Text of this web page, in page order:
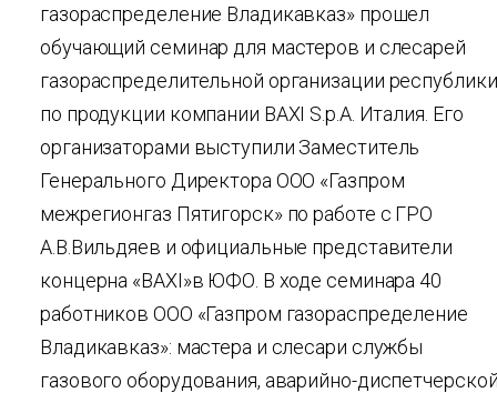
газораспределение Владикавказ» прошел
обучающий семинар для мастеров и слесарей
газораспределительной организации республики
по продукции компании BAXI S.p.A. Италия. Его
организаторами выступили Заместитель
Генерального Директора ООО «Газпром
межрегионгаз Пятигорск» по работе с ГРО
А.В.Вильдяев и официальные представители
концерна «BAXI»в ЮФО. В ходе семинара 40
работников ООО «Газпром газораспределение
Владикавказ»: мастера и слесари службы
газового оборудования, аварийно-